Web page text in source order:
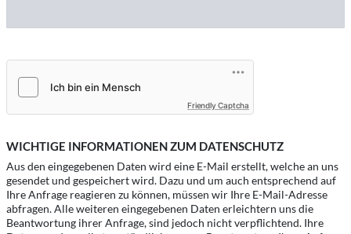
Friendly Captcha
WICHTIGE INFORMATIONEN ZUM DATENSCHUTZ
Aus den eingegebenen Daten wird eine E-Mail erstellt, welche an uns
gesendet und gespeichert wird. Dazu und um auch entsprechend auf
Ihre Anfrage reagieren zu können, müssen wir Ihre E-Mail-Adresse
abfragen. Alle weiteren eingegebenen Daten erleichtern uns die
Beantwortung ihrer Anfrage, sind jedoch nicht verpflichtend. Ihre